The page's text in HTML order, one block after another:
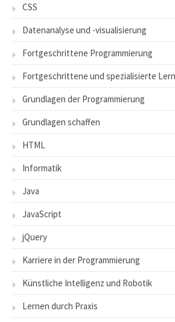
CSS
Datenanalyse und -visualisierung
Fortgeschrittene Programmierung
Fortgeschrittene und spezialisierte
Grundlagen der Programmierung
Grundlagen schaffen
HTML
Informatik
Java
JavaScript
jQuery
Karriere in der Programmierung
Künstliche Intelligenz und Robotik
Lernen durch Praxis